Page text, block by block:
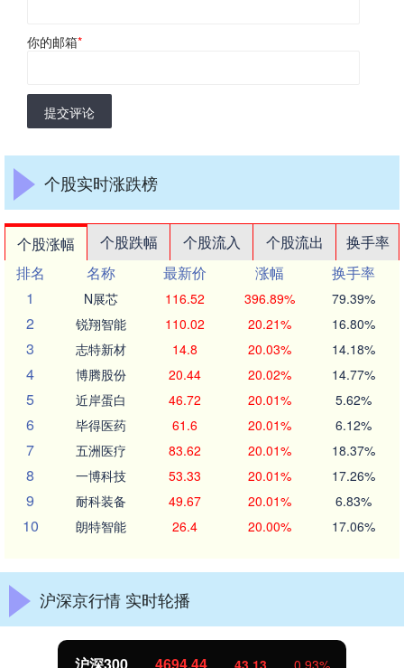
你的邮箱*
提交评论
个股实时涨跌榜
个股涨幅 个股跌幅 个股流入 个股流出
换手率
排名
名称 最新价 涨幅
换手率
1
N展芯 116.52 396.89% 79.39%
2 锐翔智能 110.02 20.21% 16.80%
3 志特新材 14.8 20.03% 14.18%
4 博腾股份 20.44 20.02% 14.77%
5 近岸蛋白 46.72 20.01% 5.62%
6 毕得医药 61.6 20.01% 6.12%
7 五洲医疗 83.62 20.01% 18.37%
8 一博科技 53.33 20.01% 17.26%
9 耐科装备 49.67 20.01% 6.83%
10 朗特智能 26.4 20.00% 17.06%
沪深京行情 实时轮播
43.13 0.93%